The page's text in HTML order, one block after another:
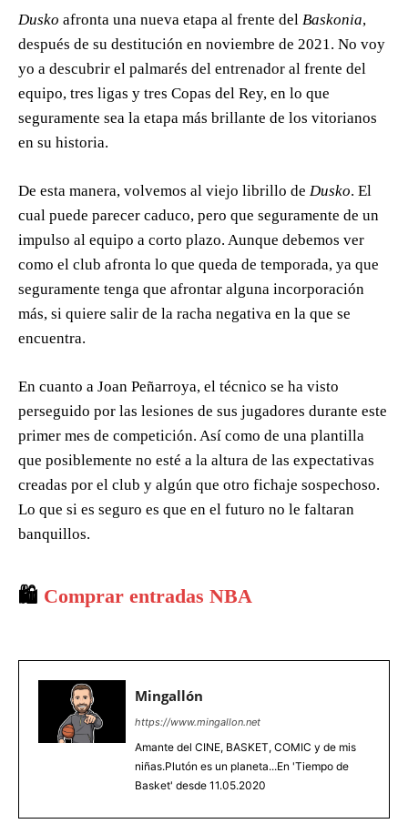
Dusko afronta una nueva etapa al frente del Baskonia,
después de su destitución en noviembre de 2021. No voy
yo a descubrir el palmarés del entrenador al frente del
equipo, tres ligas y tres Copas del Rey, en lo que
seguramente sea la etapa más brillante de los vitorianos
en su historia.
De esta manera, volvemos al viejo librillo de Dusko. El
cual puede parecer caduco, pero que seguramente de un
impulso al equipo a corto plazo. Aunque debemos ver
como el club afronta lo que queda de temporada, ya que
seguramente tenga que afrontar alguna incorporación
más, si quiere salir de la racha negativa en la que se
encuentra.
En cuanto a Joan Peñarroya, el técnico se ha visto
perseguido por las lesiones de sus jugadores durante este
primer mes de competición. Así como de una plantilla
que posiblemente no esté a la altura de las expectativas
creadas por el club y algún que otro fichaje sospechoso.
Lo que si es seguro es que en el futuro no le faltaran
banquillos.
🛍️ Comprar entradas NBA
Mingallón
https://www.mingallon.net
Amante del CINE, BASKET, COMIC y de mis
niñas.Plutón es un planeta...En 'Tiempo de
Basket' desde 11.05.2020